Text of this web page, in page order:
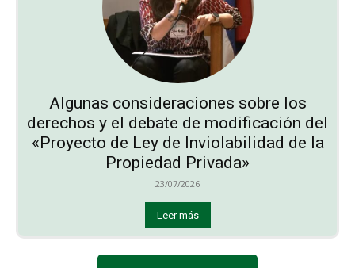
Algunas consideraciones sobre los
derechos y el debate de modificación del
«Proyecto de Ley de Inviolabilidad de la
Propiedad Privada»
23/07/2026
Leer más